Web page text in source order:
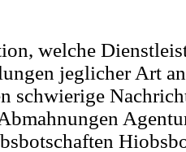
welche
jeglicher Art
schwierige